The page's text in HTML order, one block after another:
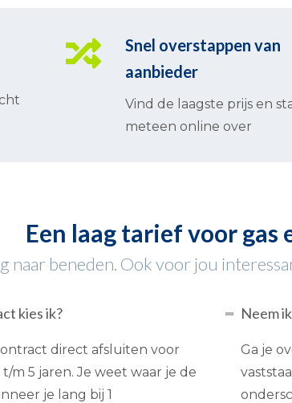
Snel overstappen van
aanbieder
Vind de laagste prijs en
meteen online over
Een laag tarief voor gas
naar beneden. Ook voor jou
kies ik?
direct afsluiten voor
m 5 jaren. Je weet waar je de
je lang bij 1
Neem
Ga je